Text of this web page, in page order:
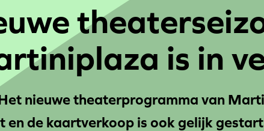
is in
nieuwe theaterprogramma van
en de kaartverkoop is ook gelijk